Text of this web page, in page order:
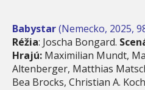
Babystar(Nemecko, 2025,
Réžia: Joscha Bongard.
Hrajú: Maximilian Mundt,
Altenberger, Matthias
Bea Brocks, Christian A.